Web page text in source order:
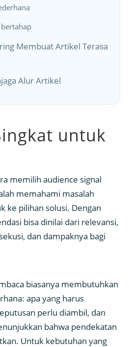
Membuat Artikel Terasa
Alur Artikel
untuk
memilih audience signal
memahami masalah
ke pilihan solusi. Dengan
bisa dinilai dari relevansi,
dan dampaknya bagi
biasanya membutuhkan
apa yang harus
perlu diambil, dan
bahwa pendekatan
Untuk kebutuhan yang